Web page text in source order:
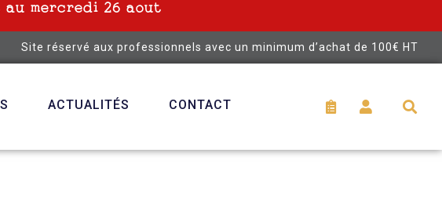
mercredi 26 aout
Site réservé aux professionnels avec un minimum d’achat de 100€ HT
ACTUALITÉS CONTACT